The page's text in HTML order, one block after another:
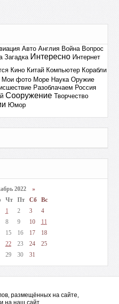
Авто Англия Война Вопрос
Загадка Интересно Интернет
Кино Китай Компьютер Корабли
Мои фото Море Наука Оружие
Разоблачаем Россия
Сооружение Творчество
Юмор
2022 »
Чт Пт Сб
Вс
1
2 3
4
8 9 10
11
15 16 17
18
22 23 24
25
29 30 31
размещённых на сайте,
на наш сайт.